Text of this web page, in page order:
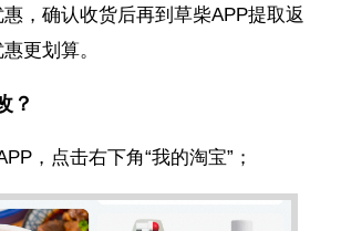
，确认收货后再到草柴APP提取返
更划算。
？
，点击右下角“我的淘宝”；